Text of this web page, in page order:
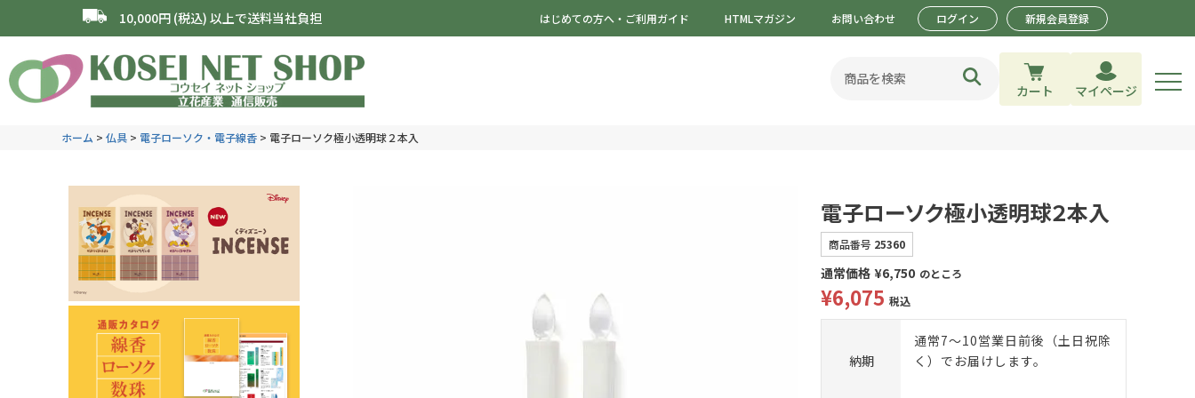
10,000円 (税込) 以上で送料当社負担 はじめての方へ・ご利用ガイド HTMLマガジン お問い合わせ ログイン 新規会員登録
カート マイページ
ホーム 仏具 電子ローソク・電子線香 電子ローソク極小透明球２本入
電子ローソク極小透明球２本入
商品番号 25360
通常価格 ¥6,750 のところ
¥6,075 税込
納期
通常7～10営業日前後（土日祝除
く）でお届けします。